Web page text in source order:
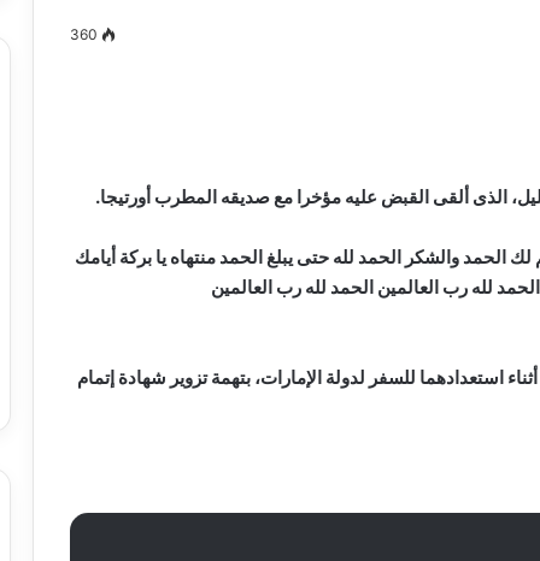
360
الذى ألقى القبض عليه مؤخرا مع صديقه المطرب أورتيجا.
والشكر الحمد لله حتى يبلغ الحمد منتهاه يا بركة أيامك
لله رب العالمين الحمد لله رب العالمين
استعدادهما للسفر لدولة الإمارات، بتهمة تزوير شهادة إتمام
القرن 21
سيف
يكتب
ميلاد
ميلاد جديد